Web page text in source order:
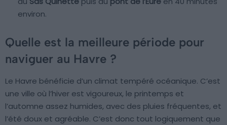
environ.
Quelle est la meilleure période pour
naviguer au Havre ?
Le Havre bénéficie d’un climat tempéré océanique. C’est
une ville où l’hiver est vigoureux, le printemps et
l’automne assez humides, avec des pluies fréquentes, et
l’été doux et agréable. C’est donc tout logiquement que